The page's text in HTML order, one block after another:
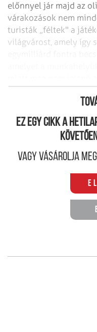
előnnyel jár majd az
várakozások nem
turisták „féltek" a
világvárost, amely így
elől szabadságra
Ez egy cikk a
Vagy vásárolja